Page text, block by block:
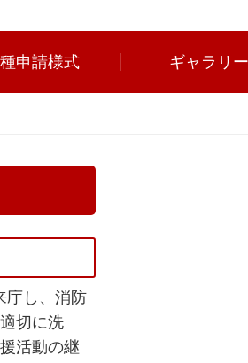
申請様式 ギャラリー
庁し、消防
切に洗
活動の継